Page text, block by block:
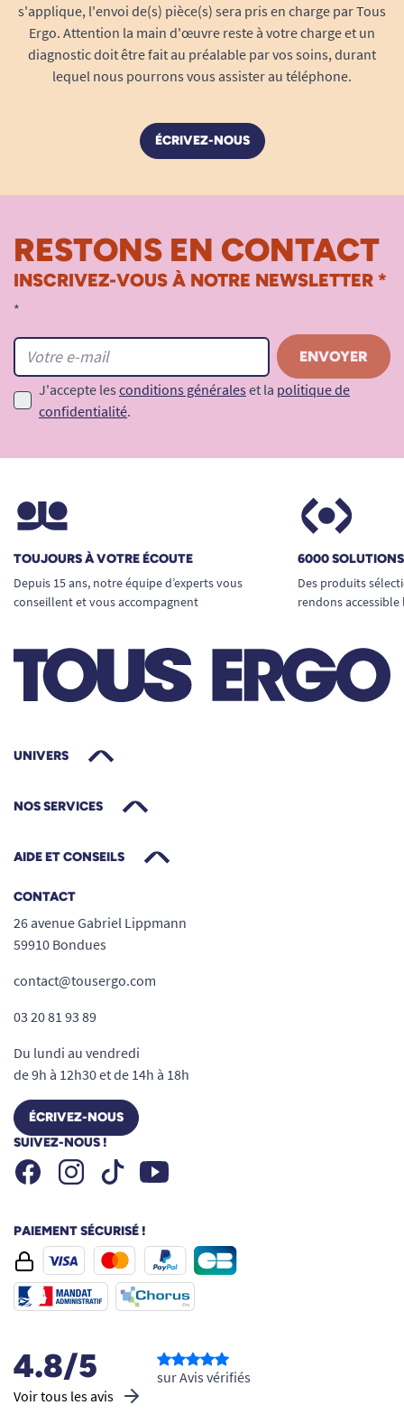
s'applique, l'envoi de(s) pièce(s) sera pris en charge par Tous
Ergo. Attention la main d'œuvre reste à votre charge et un
diagnostic doit être fait au préalable par vos soins, durant
lequel nous pourrons vous assister au téléphone.
ÉCRIVEZ-NOUS
RESTONS EN CONTACT
INSCRIVEZ-VOUS À NOTRE NEWSLETTER *
*
J'accepte les conditions générales et la politique de
confidentialité.
TOUJOURS À VOTRE ÉCOUTE
Depuis 15 ans, notre équipe d’experts vous
conseillent et vous accompagnent
6000
Des produits
rendons
UNIVERS
NOS SERVICES
AIDE ET CONSEILS
CONTACT
26 avenue Gabriel Lippmann
59910 Bondues
contact@tousergo.com
03 20 81 93 89
Du lundi au vendredi
de 9h à 12h30 et de 14h à 18h
ÉCRIVEZ-NOUS
SUIVEZ-NOUS !
FacebookInstagramTiktok Youtube
PAIEMENT SÉCURISÉ !
4.8/5
Voir tous les avis
sur Avis vérifiés